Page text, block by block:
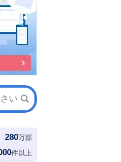
280万部
件以上